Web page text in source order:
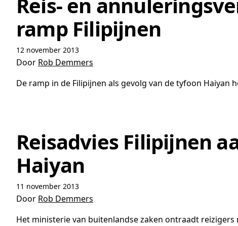
ramp Filipijnen
12 november 2013
Door Rob Demmers
De ramp in de Filipijnen als gevolg van de tyfoon
Reisadvies Filipijnen
Haiyan
11 november 2013
Door Rob Demmers
Het ministerie van buitenlandse zaken ontraadt